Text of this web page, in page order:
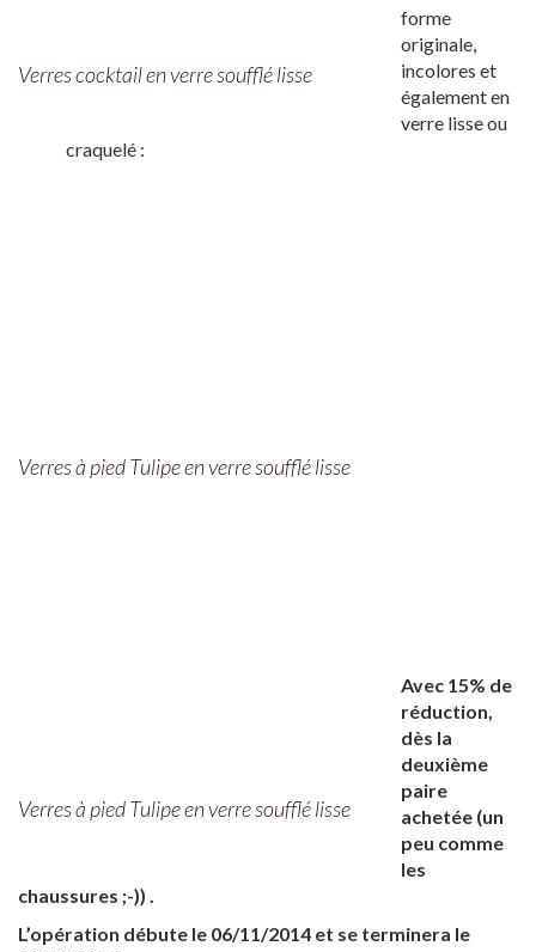
Verres cocktail en verre soufflé lisse
forme
originale,
incolores et
également en
verre lisse ou
craquelé :
Verres à pied Tulipe en verre soufflé lisse
Verres à pied Tulipe en verre soufflé lisse
Avec 15% de
réduction,
dès la
deuxième
paire
achetée (un
peu comme
les
chaussures ;-)) .
L’opération débute le 06/11/2014 et se terminera le